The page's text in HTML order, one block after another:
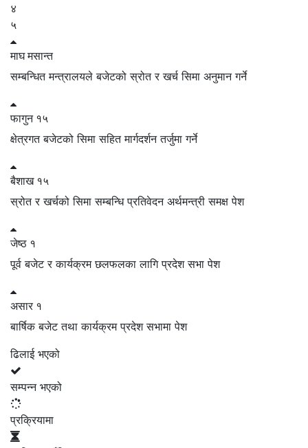
४
५
माघमसान्त
सम्बन्धित मन्त्रालयले बजेटको स्रोत र खर्च सिमा अनुमान गर्ने
फागुन १५
क्षेत्रगत बजेटको सिमा सहित मार्गदर्शन तर्जुमा गर्ने
बैशाख १५
स्रोत र खर्चको सिमा सम्बन्धि प्रतिवेदन अर्थमन्त्री समक्ष पेश
जेष्ठ १
पूर्व बजेट र कार्यक्रम छलफलका लागि प्रदेश सभा पेश
असार १
बार्षिक बजेट तथा कार्यक्रम प्रदेश सभामा पेश
ढिलाई भएको
सम्पन्न भएको
प्रक्रियामा